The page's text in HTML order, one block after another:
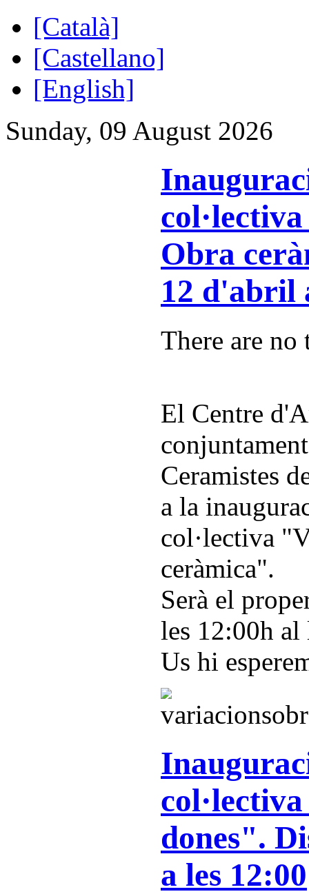
[Català]
[Castellano]
[English]
Sunday, 09 August 2026
Obra
12 d'abril
There are no
El Centre
Ceramistes
a la
col·lectiva
ceràmica".
Serà el
les 12:00h al
Us hi
dones".
a les 12:00